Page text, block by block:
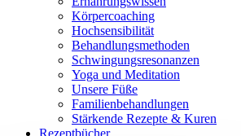
Körpercoaching
Hochsensibilität
Behandlungsmethoden
Schwingungsresonanzen
Yoga und Meditation
Unsere Füße
Familienbehandlungen
Stärkende Rezepte & Kuren
Rezeptbücher